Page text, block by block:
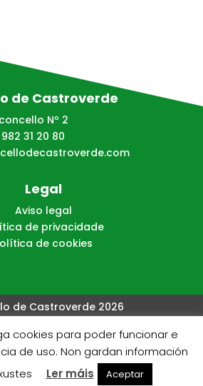
de Castroverde
Nº 2
31 20 80
Legal
Aviso legal
de privacidade
de cookies
de Castroverde 2026
e mantida por Café Dixital SL - 2026.
cafedixital.comou ponte en
en
info@cafedixital.com
cookies para poder funcionar e
de uso. Non gardan información
Ler máis Aceptar